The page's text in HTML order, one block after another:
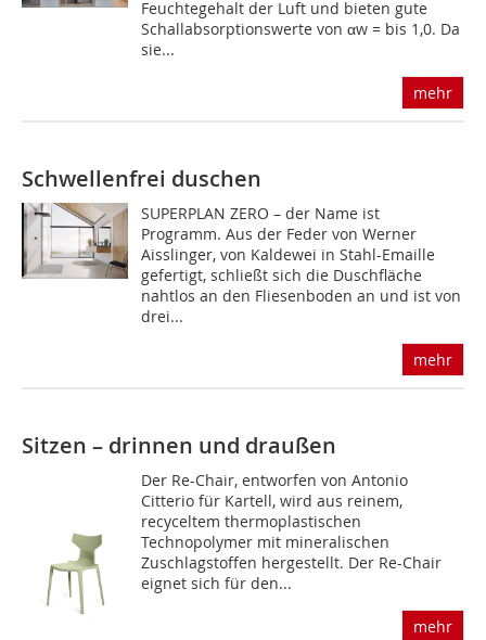
Feuchtegehalt der Luft und bieten gute
Schallabsorptionswerte von αw = bis 1,0. Da
sie...
mehr
Schwellenfrei duschen
SUPERPLAN ZERO – der Name ist
Programm. Aus der Feder von Werner
Aisslinger, von Kaldewei in Stahl-Emaille
gefertigt, schließt sich die Duschfläche
nahtlos an den Fliesenboden an und ist von
drei...
mehr
Sitzen – drinnen und draußen
Der Re-Chair, entworfen von Antonio
Citterio für Kartell, wird aus reinem,
recyceltem thermoplastischen
Technopolymer mit mineralischen
Zuschlagstoffen hergestellt. Der Re-Chair
eignet sich für den...
mehr